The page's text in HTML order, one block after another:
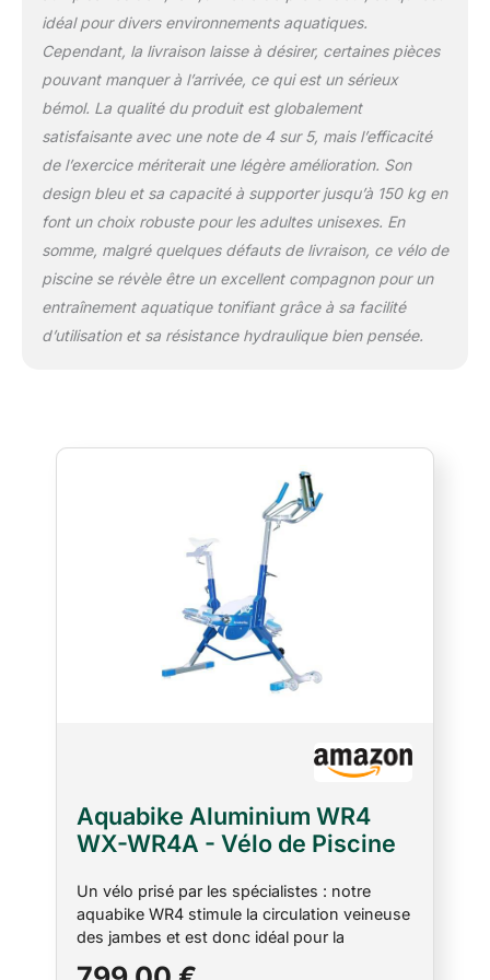
idéal pour divers environnements aquatiques.
Cependant, la livraison laisse à désirer, certaines pièces
pouvant manquer à l’arrivée, ce qui est un sérieux
bémol. La qualité du produit est globalement
satisfaisante avec une note de 4 sur 5, mais l’efficacité
de l’exercice mériterait une légère amélioration. Son
design bleu et sa capacité à supporter jusqu’à 150 kg en
font un choix robuste pour les adultes unisexes. En
somme, malgré quelques défauts de livraison, ce vélo de
piscine se révèle être un excellent compagnon pour un
entraînement aquatique tonifiant grâce à sa facilité
d’utilisation et sa résistance hydraulique bien pensée.
Aquabike Aluminium WR4
WX-WR4A - Vélo de Piscine
Hydraulique - Réglages
Faciles - Utilisation Pieds
Nus - Prof. 1,1-1,6m - WX
Un vélo prisé par les spécialistes : notre
aquabike WR4 stimule la circulation veineuse
des jambes et est donc idéal pour la